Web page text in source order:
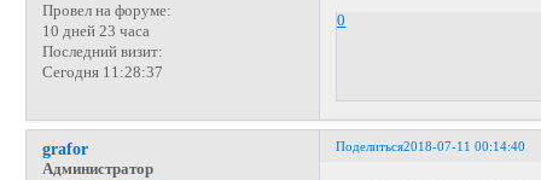
Провел на форуме:
10 дней 23 часа
Последний визит:
Сегодня 11:28:37
0
Поделиться2018-07-11 00:14:40
grafor
Администратор